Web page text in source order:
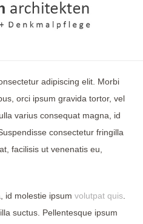
adipiscing elit. Morbi
orci ipsum gravida tortor, vel
varius consequat magna, id
consectetur fringilla
facilisis ut venenatis eu,
id molestie ipsum volutpat quis
suctus. Pellentesque ipsum